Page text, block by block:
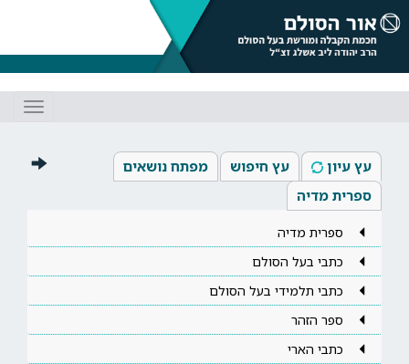
עץ עיון עץ חיפוש
מפתח נושאים
ספרית מדיה
ספרית מדיה
כתבי בעל הסולם
כתבי תלמידי בעל הסולם
ספר הזהר
כתבי הארי